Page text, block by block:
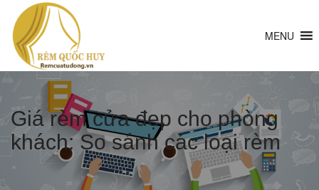
MENU
Giá rèm cửa đẹp cho phòng
khách: So sánh các loại rèm